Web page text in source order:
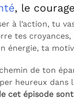
, le
à l’action, tu
tes
énergie, ta
de ton
heureux dans
cet épisode